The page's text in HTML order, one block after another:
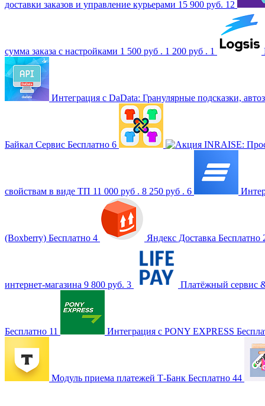
доставки заказов и управление курьерами 15 900 руб. 12
сумма заказа с настройками 1 500 руб . 1 200 руб . 1
Интеграция с DaData: Гранулярные подсказки,
Байкал Сервис Бесплатно 6 INRAISE:
свойствам в виде ТП 11 000 руб . 8 250 руб . 6
(Boxberry) Бесплатно 4 Яндекс Доставка Бесплатно
интернет-магазина 9 800 руб. 3 Платёжный сервис
Бесплатно 11 Интеграция с PONY EXPRESS
Модуль приема платежей Т-Банк Бесплатно 44